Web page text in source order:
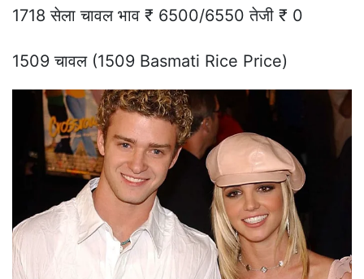
1718 सेला चावल भाव ₹ 6500/6550 तेजी ₹ 0
1509 चावल (1509 Basmati Rice Price)